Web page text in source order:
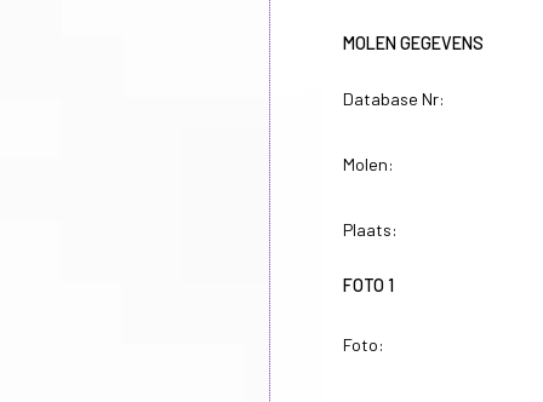
MOLEN GEGEVENS
Database Nr:
Molen:
Plaats:
FOTO 1
Foto: